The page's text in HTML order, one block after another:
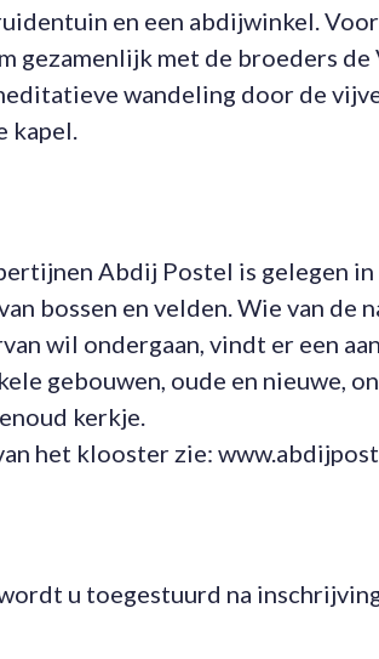
en een abdijwinkel.
gezamenlijk met de broeders de
wandeling door de
kapel.
Abdij Postel is gelegen
bossen en velden. Wie van de
wil ondergaan, vindt er een
gebouwen, oude en nieuwe,
kerkje.
het klooster zie:
u toegestuurd na